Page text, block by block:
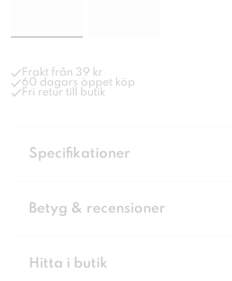
Frakt från 39 kr
60 dagars öppet köp
Fri retur till butik
Specifikationer
Betyg & recensioner
Hitta i butik